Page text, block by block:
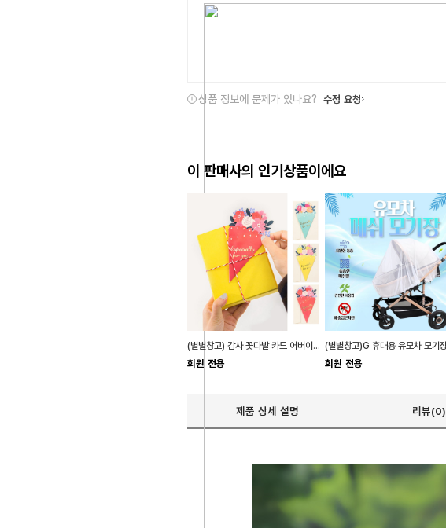
상품 정보에 문제가 있나요? 수정 요청
이 판매사의 인기상품이에요
(별별창고) 감사 꽃다발 카드 어버이날 카네이션
회원 전용 회원 전용
제품 상세 설명 리뷰(0)